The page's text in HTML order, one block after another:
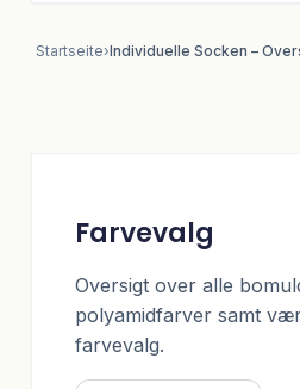
Startseite›Individuelle Socken –
Farvevalg
Oversigt over alle
polyamidfarver samt
farvevalg.